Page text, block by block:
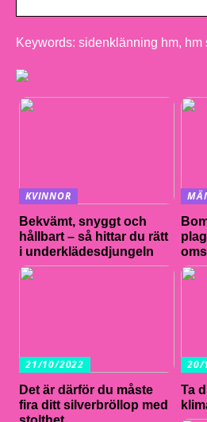
Keywords: sidenklänning hm, hm
KVINNOR
Bekvämt, snyggt och
hållbart – så hittar du rätt
i underklädesdjungeln
21/10/2022
Det är därför du måste
fira ditt silverbröllop med
20/
Ta